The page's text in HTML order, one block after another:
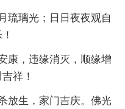
琉璃光；日日夜夜观自
康，违缘消灭，顺缘增
祥！
放生，家门吉庆。佛光